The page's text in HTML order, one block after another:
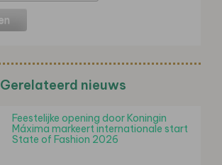
Gerelateerd nieuws
Feestelijke opening door Koningin
Máxima markeert internationale start
State of Fashion 2026